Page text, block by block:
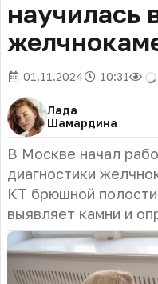
научилась
01.11.2024 10:31
Лада
Шамардина
В Москве начал
диагностики
КТ брюшной
выявляет камни и